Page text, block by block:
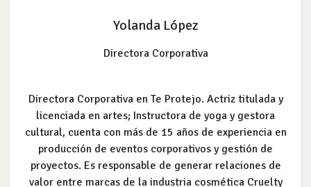
Yolanda López
Directora Corporativa
Directora Corporativa en Te Protejo. Actriz titulada y
licenciada en artes; Instructora de yoga y gestora
cultural, cuenta con más de 15 años de experiencia en
producción de eventos corporativos y gestión de
proyectos. Es responsable de generar relaciones de
valor entre marcas de la industria cosmética Cruelty